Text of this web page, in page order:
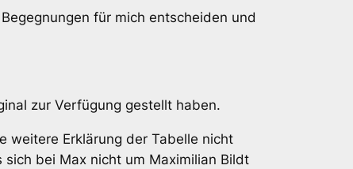
für mich entscheiden und
zur Verfügung gestellt haben.
weitere Erklärung der Tabelle nicht
bei Max nicht um Maximilian Bildt